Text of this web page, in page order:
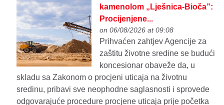
kamenolom „Lješnica-Bioča”:
Procijenjene...
on 06/08/2026 at 09:08
Prihvaćen zahtjev Agencije za
zaštitu životne sredine se budući
koncesionar obaveže da, u
skladu sa Zakonom o procjeni uticaja na životnu
sredinu, pribavi sve neophodne saglasnosti i sprovede
odgovarajuće procedure procjene uticaja prije početka